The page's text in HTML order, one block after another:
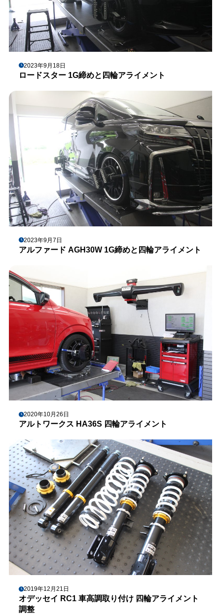
2023年9月18日
ロードスター 1G締めと四輪アライメント
2023年9月7日
アルファード AGH30W 1G締めと四輪アライメント
2020年10月26日
アルトワークス HA36S 四輪アライメント
2019年12月21日
オデッセイ RC1 車高調取り付け 四輪アライメント
調整